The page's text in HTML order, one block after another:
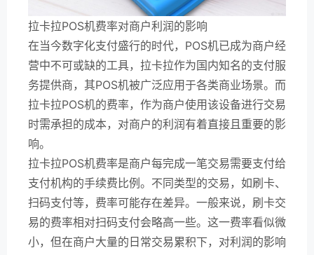
拉卡拉POS机费率对商户利润的影响
在当今数字化支付盛行的时代，POS机已成为商户经
营中不可或缺的工具，拉卡拉作为国内知名的支付服
务提供商，其POS机被广泛应用于各类商业场景。而
拉卡拉POS机的费率，作为商户使用该设备进行交易
时需承担的成本，对商户的利润有着直接且重要的影
响。
拉卡拉POS机费率是商户每完成一笔交易需要支付给
支付机构的手续费比例。不同类型的交易，如刷卡、
扫码支付等，费率可能存在差异。一般来说，刷卡交
易的费率相对扫码支付会略高一些。这一费率看似微
小，但在商户大量的日常交易累积下，对利润的影响